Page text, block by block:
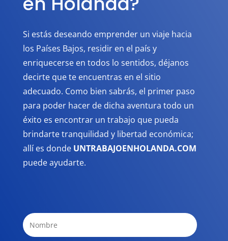
Si estás deseando emprender un viaje hacia
los Países Bajos, residir en el país y
enriquecerse en todos lo sentidos, déjanos
decirte que te encuentras en el sitio
adecuado. Como bien sabrás, el primer paso
para poder hacer de dicha aventura todo un
éxito es encontrar un trabajo que pueda
brindarte tranquilidad y libertad económica;
allí es donde UNTRABAJOENHOLANDA.COM
puede ayudarte.